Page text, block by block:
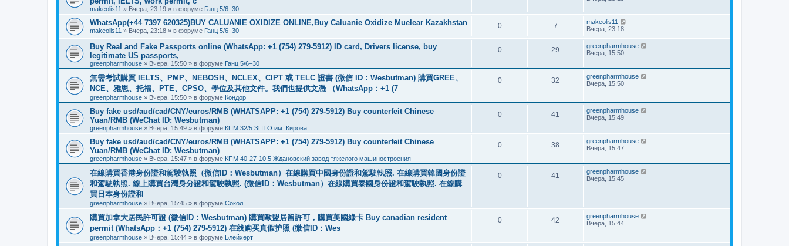
makeolis11 » Вчера, 23:19 » в форуме Ганц 5/6–30
WhatsApp(+44 7397 620325)BUY CALUANIE OXIDIZE ONLINE,Buy Caluanie Oxidize Muelear Kazakhstan
makeolis11 » Вчера, 23:18 » в форуме Ганц 5/6–30
0 7
makeolis11
Вчера, 23:18
Buy Real and Fake Passports online (WhatsApp: +1 (754) 279-5912) ID card, Drivers license, buy
legitimate US passports,
greenpharmhouse » Вчера, 15:50 » в форуме Ганц 5/6–30
0 29
greenpharmhouse
Вчера, 15:50
無需考試購買 IELTS、PMP、NEBOSH、NCLEX、CIPT 或 TELC 證書 (微信 ID：Wesbutman) 購買GREE、
NCE、雅思、托福、PTE、CPSO、學位及其他文件。我們也提供文憑 （WhatsApp：+1 (7
greenpharmhouse » Вчера, 15:50 » в форуме Кондор
0 32
greenpharmhouse
Вчера, 15:50
Buy fake usd/aud/cad/CNY/euros/RMB (WHATSAPP: +1 (754) 279-5912) Buy counterfeit Chinese
Yuan/RMB (WeChat ID: Wesbutman)
greenpharmhouse » Вчера, 15:49 » в форуме КПМ 32/5 ЗПТО им. Кирова
0 41
greenpharmhouse
Вчера, 15:49
Buy fake usd/aud/cad/CNY/euros/RMB (WHATSAPP: +1 (754) 279-5912) Buy counterfeit Chinese
Yuan/RMB (WeChat ID: Wesbutman)
greenpharmhouse » Вчера, 15:47 » в форуме КПМ 40-27-10,5 Ждановский завод тяжелого машиностроения
0 38
greenpharmhouse
Вчера, 15:47
在線購買香港身份證和駕駛執照（微信ID：Wesbutman）在線購買中國身份證和駕駛執照. 在線購買韓國身份證
和駕駛執照. 線上購買台灣身分證和駕駛執照. (微信ID：Wesbutman）在線購買泰國身份證和駕駛執照. 在線購
買日本身份證和
greenpharmhouse » Вчера, 15:45 » в форуме Сокол
0 41
greenpharmhouse
Вчера, 15:45
購買加拿大居民許可證 (微信ID：Wesbutman) 購買歐盟居留許可，購買美國綠卡 Buy canadian resident
permit (WhatsApp：+1 (754) 279-5912) 在线购买真假护照 (微信ID：Wes
greenpharmhouse » Вчера, 15:44 » в форуме Блейхерт
0 42
greenpharmhouse
Вчера, 15:44